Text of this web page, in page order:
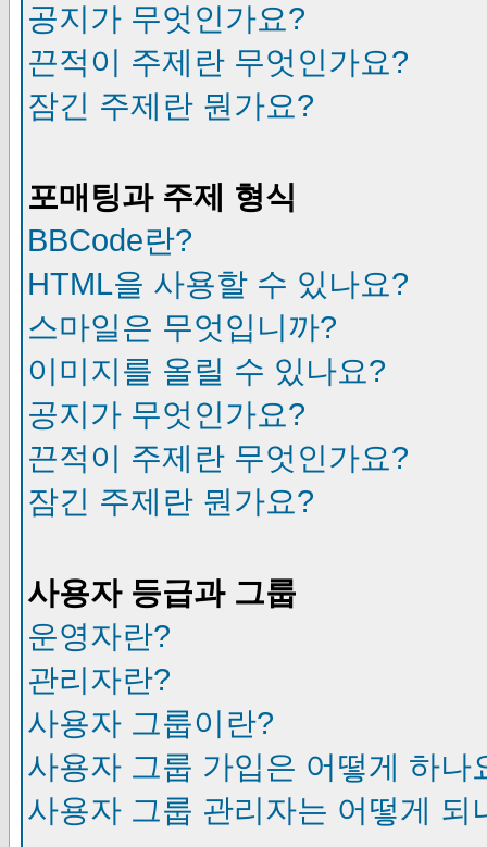
공지가 무엇인가요?
끈적이 주제란 무엇인가요?
잠긴 주제란 뭔가요?
포매팅과 주제 형식
BBCode란?
HTML을 사용할 수 있나요?
스마일은 무엇입니까?
이미지를 올릴 수 있나요?
공지가 무엇인가요?
끈적이 주제란 무엇인가요?
잠긴 주제란 뭔가요?
사용자 등급과 그룹
운영자란?
관리자란?
사용자 그룹이란?
사용자 그룹 가입은 어떻게 하나
사용자 그룹 관리자는 어떻게 되